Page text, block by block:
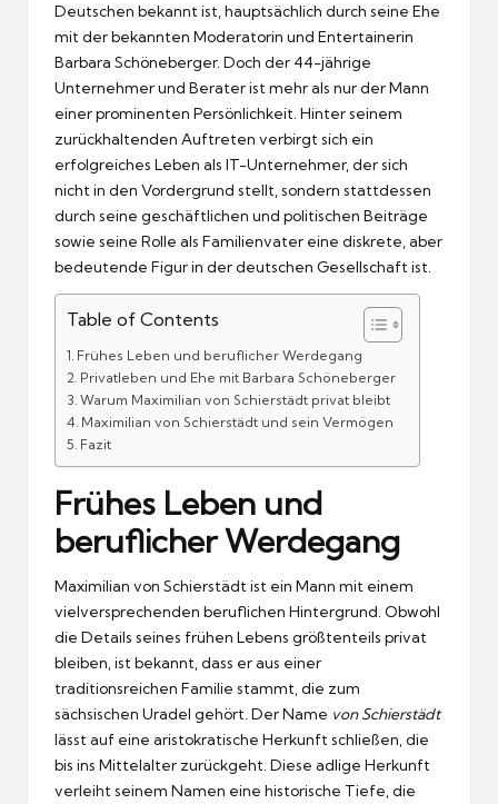
Deutschen bekannt ist, hauptsächlich durch seine Ehe
mit der bekannten Moderatorin und Entertainerin
Barbara Schöneberger. Doch der 44-jährige
Unternehmer und Berater ist mehr als nur der Mann
einer prominenten Persönlichkeit. Hinter seinem
zurückhaltenden Auftreten verbirgt sich ein
erfolgreiches Leben als IT-Unternehmer, der sich
nicht in den Vordergrund stellt, sondern stattdessen
durch seine geschäftlichen und politischen Beiträge
sowie seine Rolle als Familienvater eine diskrete, aber
bedeutende Figur in der deutschen Gesellschaft ist.
Table of Contents
Frühes Leben und beruflicher Werdegang
Privatleben und Ehe mit Barbara Schöneberger
Warum Maximilian von Schierstädt privat bleibt
Maximilian von Schierstädt und sein Vermögen
Fazit
Frühes Leben und
beruflicher Werdegang
Maximilian von Schierstädt ist ein Mann mit einem
vielversprechenden beruflichen Hintergrund. Obwohl
die Details seines frühen Lebens größtenteils privat
bleiben, ist bekannt, dass er aus einer
traditionsreichen Familie stammt, die zum
sächsischen Uradel gehört. Der Name von Schierstädt
lässt auf eine aristokratische Herkunft schließen, die
bis ins Mittelalter zurückgeht. Diese adlige Herkunft
verleiht seinem Namen eine historische Tiefe, die